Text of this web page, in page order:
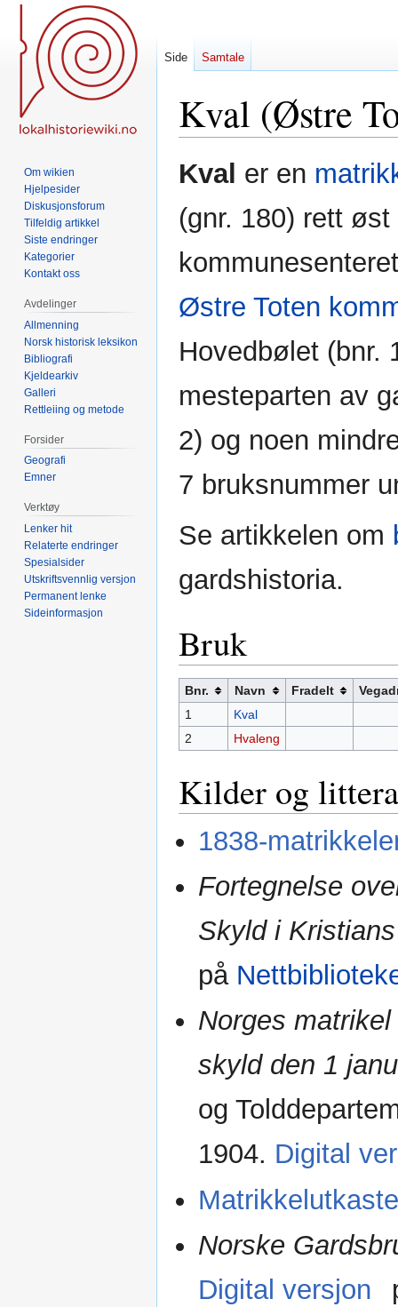
Kval (Østre
Hopp
til
Hopp
til
Kval er en
(gnr. 180) rett øst
Østre Toten
Hovedbølet (bnr.
mesteparten av
2) og noen
7 bruksnummer
Se artikkelen om
gardshistoria.
Bruk
Bnr. Navn Fradelt
1
Kval
2
Hvaleng
Kilder og
1838-
Fortegnelse
Skyld i
på
Norges
skyld den 1
og
1904. Digital
Norske
Digital versjon
Side Samtale
Om wikien
Hjelpesider
Diskusjonsforum
Tilfeldig artikkel
Siste endringer
Kategorier
Kontakt oss
Avdelinger
Allmenning
Norsk historisk leksikon
Bibliografi
Kjeldearkiv
Galleri
Rettleiing og metode
Forsider
Geografi
Emner
Verktøy
Lenker hit
Relaterte endringer
Spesialsider
Utskriftsvennlig versjon
Permanent lenke
Sideinformasjon